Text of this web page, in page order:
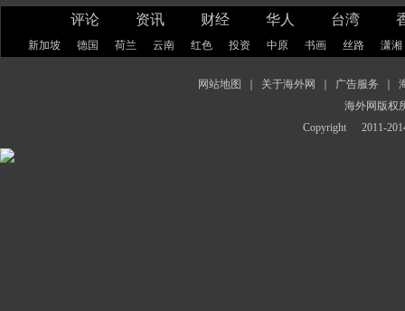
评论 资讯 财经 华人 台湾
新加坡 德国 荷兰 云南 红色 投资 中原 书画 丝路 潇湘
网站地图 关于海外网 广告服务
海外网版权
Copyright
2011-